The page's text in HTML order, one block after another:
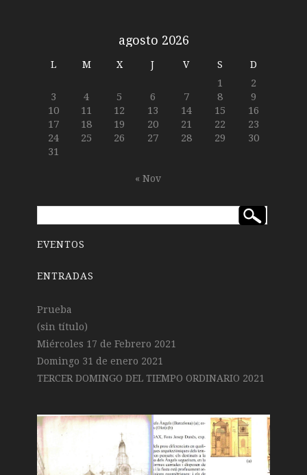
agosto 2026
L M X J V S D
1
2
3
4 5 6 7 8
9
10
11 12 13 14 15
16
17
18 19 20 21 22
23
24
25 26 27 28 29
30
31
« Nov
EVENTOS
ENTRADAS
Prueba
(sin título)
Miércoles 17 de Febrero 2021
Domingo 31 de enero 2021
TERCER DOMINGO DEL TIEMPO ORDINARIO 2021